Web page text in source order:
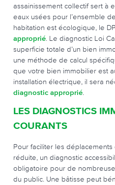
assainissement collectif sert à
eaux usées pour l’ensemble
habitation est écologique, le
approprié. Le diagnostic Loi
superficie totale d’un bien
une méthode de calcul
que votre bien immobilier est
installation électrique, il sera
diagnostic approprié.
LES DIAGNOSTICS
COURANTS
Pour faciliter les
réduite, un diagnostic
obligatoire pour de
du public. Une bâtisse peut